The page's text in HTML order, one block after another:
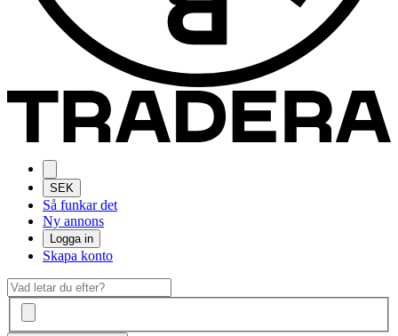
SEK
Så funkar det
Ny annons
Logga in
Skapa konto